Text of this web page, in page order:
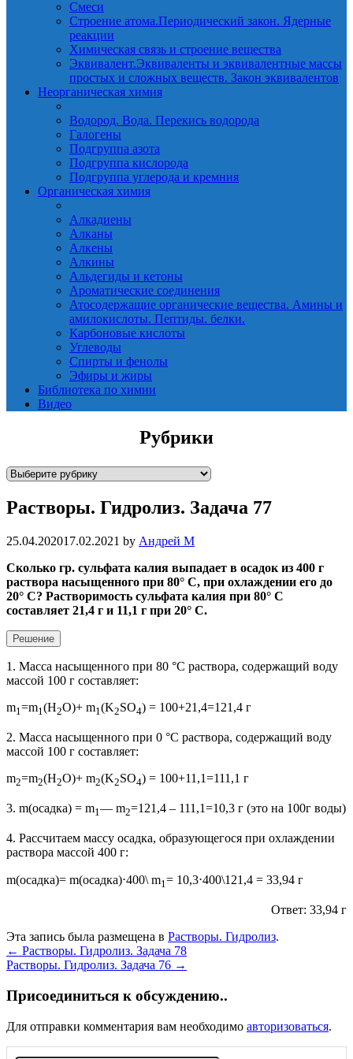
Смеси
Строение атома.Периодический закон. Ядерные
реакции
Химическая связь и строение вещества
Эквивалент.Эквиваленты и эквивалентные массы
простых и сложных веществ. Закон эквивалентов
Неорганическая химия
Водород. Вода. Перекись водорода
Галогены
Подгруппа азота
Подгруппа кислорода
Подгруппа углерода и кремния
Органическая химия
Алкадиены
Алканы
Алкены
Алкины
Альдегиды и кетоны
Ароматические соединения
Атосодержащие органические вещества. Амины и
амилокислоты. Пептиды. белки.
Карбоновые кислоты
Углеводы
Спирты и фенолы
Эфиры и жиры
Библиотека по химии
Видео
Рубрики
Р
б
и
и
Растворы. Гидролиз. Задача 77
25.04.202017.02.2021 by Андрей М
Сколько гр. сульфата калия выпадает в осадок из 400 г
раствора насыщенного при 80° С, при охлаждении его до
20° С? Растворимость сульфата калия при 80° С
составляет 21,4 г и 11,1 г при 20° С.
Решение
1. Масса насыщенного при 80 °C раствора, содержащий воду
массой 100 г составляет:
m1 =m1 (H2O)+ m1 (K2SO4) = 100+21,4=121,4 г
2. Масса насыщенного при 0 °C раствора, содержащий воду
массой 100 г составляет:
m2=m2(H2O)+ m2(K2SO4) = 100+11,1=111,1 г
3. m(осадка) = m1— m2=121,4 – 111,1=10,3 г (это на 100г воды)
4. Рассчитаем массу осадка, образующегося при охлаждении
раствора массой 400 г:
m(осадка)= m(осадка)⋅400\ m1= 10,3⋅400\121,4 = 33,94 г
Ответ: 33,94 г
Эта запись была размещена в Растворы. Гидролиз.
Post
navigation
← Растворы. Гидролиз. Задача 78
Растворы. Гидролиз. Задача 76 →
Присоединиться к обсуждению..
Для отправки комментария вам необходимо авторизоваться.